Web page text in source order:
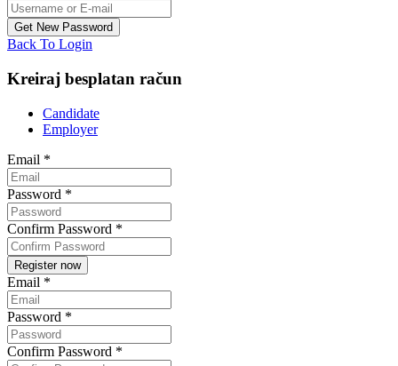
Back To Login
Kreiraj besplatan račun
Candidate
Employer
Email *
Password *
Confirm Password *
Email *
Password *
Confirm Password *